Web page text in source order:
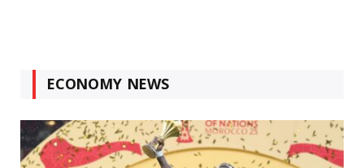
ECONOMY NEWS